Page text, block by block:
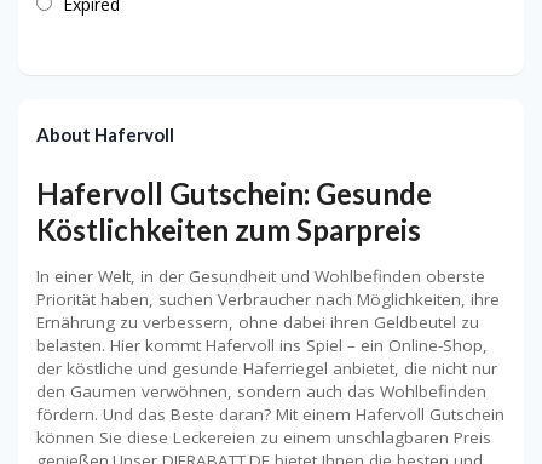
About Hafervoll
Hafervoll Gutschein: Gesunde
Köstlichkeiten zum Sparpreis
In einer Welt, in der Gesundheit und Wohlbefinden oberste
Priorität haben, suchen Verbraucher nach Möglichkeiten, ihre
Ernährung zu verbessern, ohne dabei ihren Geldbeutel zu
belasten. Hier kommt Hafervoll ins Spiel – ein Online-Shop,
der köstliche und gesunde Haferriegel anbietet, die nicht nur
den Gaumen verwöhnen, sondern auch das Wohlbefinden
fördern. Und das Beste daran? Mit einem Hafervoll Gutschein
können Sie diese Leckereien zu einem unschlagbaren Preis